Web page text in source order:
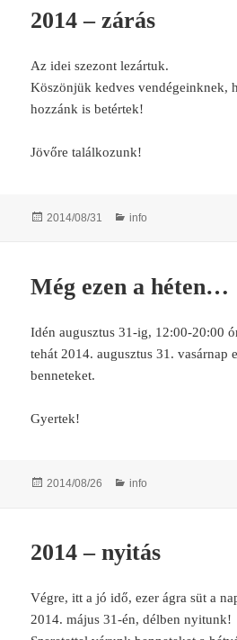
2014 – zárás
Az idei szezont lezártuk.
Köszönjük kedves vendégeinknek,
hozzánk is betértek!
Jövőre találkozunk!
Posted
2014/08/31 Categories
info
Még ezen a héten…
Idén augusztus 31-ig, 12:00-20:00
tehát 2014. augusztus 31. vasárnap
benneteket.
Gyertek!
Posted
2014/08/26 Categories
info
2014 – nyitás
Végre, itt a jó idő, ezer ágra süt a
2014. május 31-én, délben nyitunk!